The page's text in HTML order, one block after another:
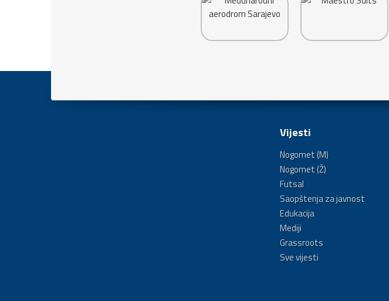
Vijesti
Nogomet (M)
Nogomet (Ž)
Futsal
Saopštenja za javnost
Edukacija
Mediji
Grassroots
Sve vijesti